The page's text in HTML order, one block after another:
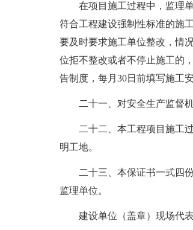
在项目施工过程中，监理单
符合工程建设强制性标准的施
要及时要求施工单位整改，情
位拒不整改或者不停止施工的
告制度，每月30日前填写施工
二十一、对安全生产监督机
二十二、本工程项目施工过
明工地。
二十三、本保证书一式四份
监理单位。
建设单位（盖章）现场代表